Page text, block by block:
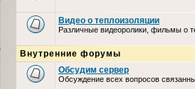
Видео о теплоизоляции
Различные видеоролики, фильмы о
Внутренние форумы
Обсудим сервер
Обсуждение всех вопросов